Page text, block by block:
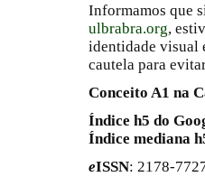
Informamos que
ulbrabra.org,
identidade visual
cautela para
Conceito A1 na
Índice h5 do
Índice mediana
eISSN: 2178-